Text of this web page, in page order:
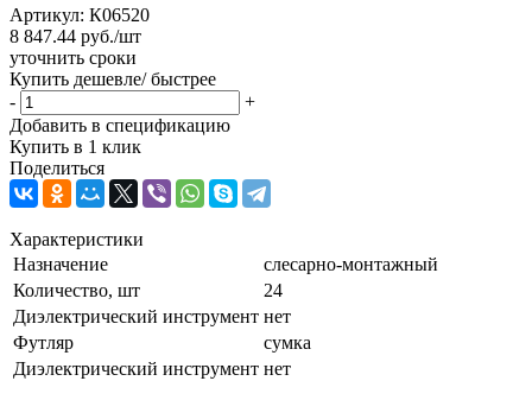
Артикул: К06520
8 847.44 руб./шт
уточнить сроки
Купить дешевле/ быстрее
-
+
Добавить в спецификацию
Купить в 1 клик
Поделиться
Характеристики
Назначение
слесарно-монтажный
Количество, шт
24
Диэлектрический инструмент нет
Футляр
сумка
Диэлектрический инструмент нет